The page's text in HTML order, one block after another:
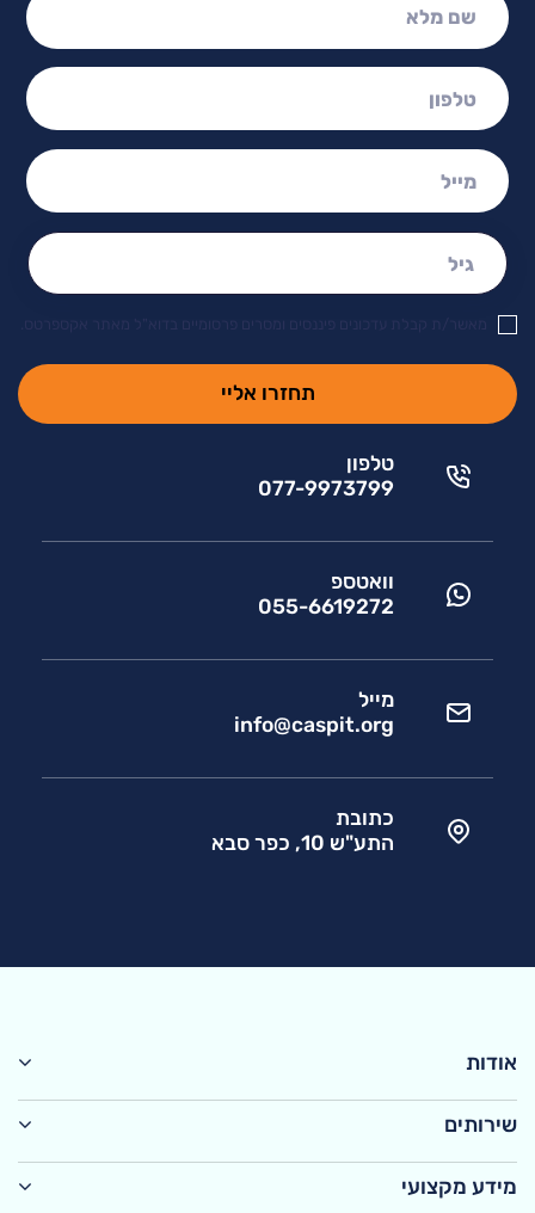
טלפון:
מייל:
גיל:
טלפון
077-9973799
וואטספ
055-6619272
מייל
info@caspit.org
כתובת
התע"ש 10, כפר סבא
אודות
שירותים
מידע מקצועי